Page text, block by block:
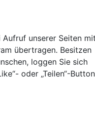
Aufruf unserer Seiten
übertragen. Besitzen
loggen Sie sich
oder „Teilen“-